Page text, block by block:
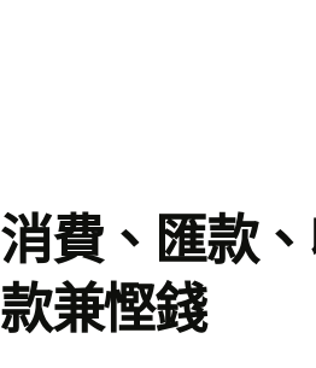
消費、匯款
款兼慳錢